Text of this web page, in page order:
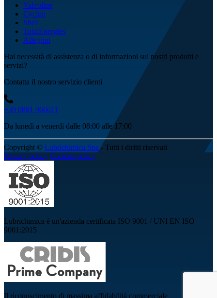
Valvoline
Cyclon
Shell
TotalEnergies
Allegrini
Hai necessità di assistenza o di informazioni sui nostri prodotti e
servizi?
Contatta il nostro servizio clienti
+39 0881 966611
Da lunedì a venerdì dalle 08:00 alle 17:00
Copyright © Lubrichimica Spa- Tutti i diritti riservati
Privacy policy Cookies policy
Lubrichimica è un'azienda certificata ISO 9001 / UNI EN ISO
9001:2015
Il riconoscimento di massima affidabilità commerciale